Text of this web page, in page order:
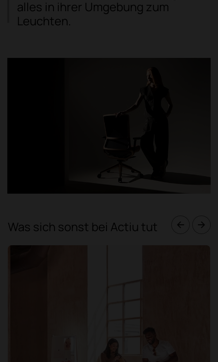
alles in ihrer Umgebung zum
Leuchten.
Was sich sonst bei Actiu tut